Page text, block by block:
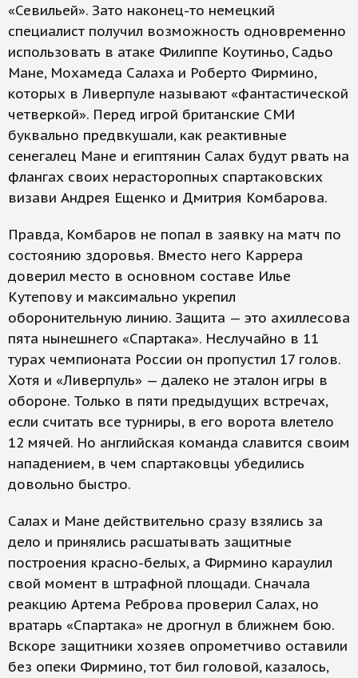
«Севильей». Зато наконец-то немецкий
специалист получил возможность одновременно
использовать в атаке Филиппе Коутиньо, Садьо
Мане, Мохамеда Салаха и Роберто Фирмино,
которых в Ливерпуле называют «фантастической
четверкой». Перед игрой британские СМИ
буквально предвкушали, как реактивные
сенегалец Мане и египтянин Салах будут рвать на
флангах своих нерасторопных спартаковских
визави Андрея Ещенко и Дмитрия Комбарова.
Правда, Комбаров не попал в заявку на матч по
состоянию здоровья. Вместо него Каррера
доверил место в основном составе Илье
Кутепову и максимально укрепил
оборонительную линию. Защита — это ахиллесова
пята нынешнего «Спартака». Неслучайно в 11
турах чемпионата России он пропустил 17 голов.
Хотя и «Ливерпуль» — далеко не эталон игры в
обороне. Только в пяти предыдущих встречах,
если считать все турниры, в его ворота влетело
12 мячей. Но английская команда славится своим
нападением, в чем спартаковцы убедились
довольно быстро.
Салах и Мане действительно сразу взялись за
дело и принялись расшатывать защитные
построения красно-белых, а Фирмино караулил
свой момент в штрафной площади. Сначала
реакцию Артема Реброва проверил Салах, но
вратарь «Спартака» не дрогнул в ближнем бою.
Вскоре защитники хозяев опрометчиво оставили
без опеки Фирмино, тот бил головой, казалось,